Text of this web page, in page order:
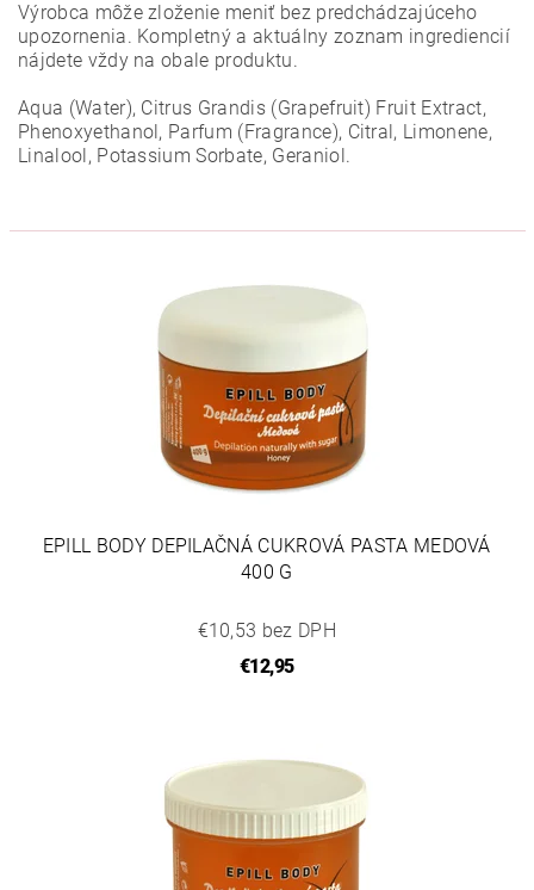
Výrobca môže zloženie meniť bez predchádzajúceho
upozornenia. Kompletný a aktuálny zoznam ingrediencií
nájdete vždy na obale produktu.
Aqua (Water), Citrus Grandis (Grapefruit) Fruit Extract,
Phenoxyethanol, Parfum (Fragrance), Citral, Limonene,
Linalool, Potassium Sorbate, Geraniol.
EPILL BODY DEPILAČNÁ CUKROVÁ PASTA MEDOVÁ
400 G
€10,53 bez DPH
€12,95